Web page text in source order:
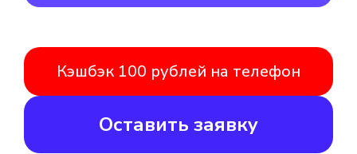
Кэшбэк 100 рублей на телефон
Оставить заявку